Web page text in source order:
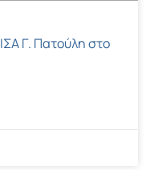
Γ. Πατούλη στο